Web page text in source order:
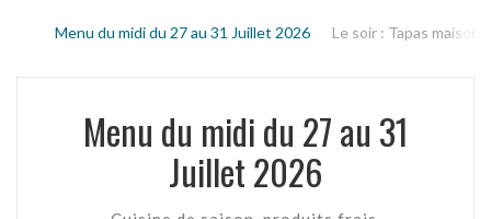
Menu du midi du 27 au 31 Juillet 2026 Le soir : Tapas
Menu du midi du 27 au 31
Juillet 2026